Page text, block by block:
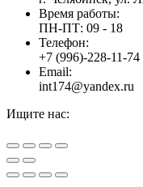
Время работы:
ПН-ПТ: 09 - 18
Телефон:
+7 (996)-228-11-
Email:
int174@yandex.ru
Ищите нас:
Страница
YouTube
открывается
Страница
Viber
открывается
Страница
WhatsApp
открывается
Вверх